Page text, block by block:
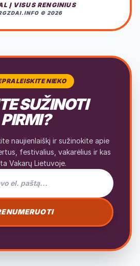
Į VISUS RENGINIUS
© 2026
NIEKO
SUŽINOTI
PIRMI?
naujienlaiškį ir sužinokite apie
festivalius, vakarėlius ir kas
Vakarų Lietuvoje.
naujienlaiškiui